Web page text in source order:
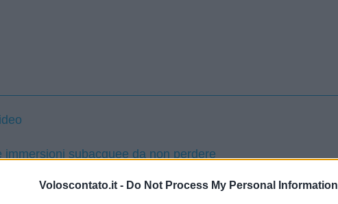
Voloscontato.it - Do Not Process My Personal Information
immersioni subacquee da non perdere
in Egitto